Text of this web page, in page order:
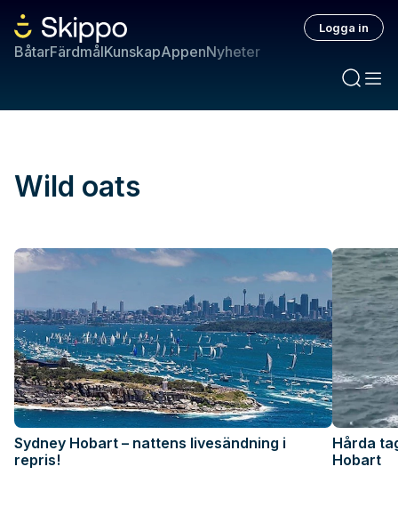
BåtarFärdmålKunskapAppenNyheter
Logga in
Wild oats
Sydney Hobart – nattens livesändning i
repris!
Hårda
Hobart